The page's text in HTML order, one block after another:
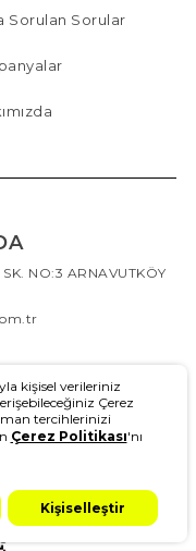
Sorulan Sorular
NO:3 ARNAVUTKÖY
kişisel verileriniz
Çerez
tercihlerinizi
Çerez Politikası'nı
Kişiselleştir